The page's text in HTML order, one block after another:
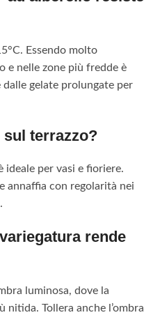
Essendo molto
e nelle zone più fredde è
gelate prolungate per
terrazzo?
ideale per vasi e fioriere.
annaffia con regolarità nei
rende
luminosa, dove la
Tollera anche l’ombra